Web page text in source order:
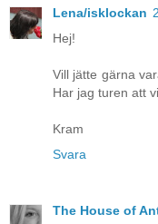
Lena/isklockan
Hej!
Vill jätte gärna
Har jag turen att
Kram
Svara
The House of